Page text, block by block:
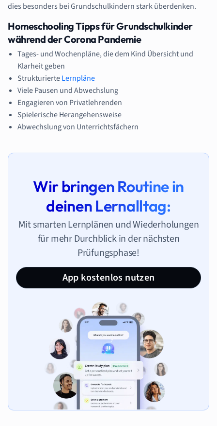
dies besonders bei Grundschulkindern stark überdenken.
Homeschooling Tipps für Grundschulkinder
während der Corona Pandemie
Tages- und Wochenpläne, die dem Kind Übersicht und
Klarheit geben
StrukturierteLernpläne
Viele Pausen und Abwechslung
Engagieren von Privatlehrenden
Spielerische Herangehensweise
Abwechslung von Unterrichtsfächern
Wir bringen Routine in
deinen Lernalltag:
Mit smarten Lernplänen und Wiederholungen
für mehr Durchblick in der nächsten
Prüfungsphase!
App kostenlos nutzen